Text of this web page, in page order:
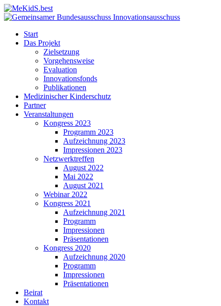
Start
Das Projekt
Zielsetzung
Vorgehensweise
Evaluation
Innovationsfonds
Publikationen
Medizinischer Kinderschutz
Partner
Veranstaltungen
Kongress 2023
Programm 2023
Aufzeichnung 2023
Impressionen 2023
Netzwerktreffen
August 2022
Mai 2022
August 2021
Webinar 2022
Kongress 2021
Aufzeichnung 2021
Programm
Impressionen
Präsentationen
Kongress 2020
Aufzeichnung 2020
Programm
Impressionen
Präsentationen
Beirat
Kontakt